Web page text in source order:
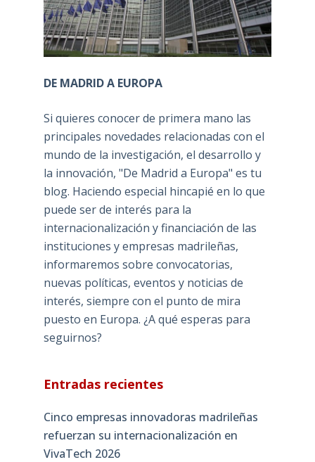
DE MADRID A EUROPA
Si quieres conocer de primera mano las
principales novedades relacionadas con el
mundo de la investigación, el desarrollo y
la innovación, "De Madrid a Europa" es tu
blog. Haciendo especial hincapié en lo que
puede ser de interés para la
internacionalización y financiación de las
instituciones y empresas madrileñas,
informaremos sobre convocatorias,
nuevas políticas, eventos y noticias de
interés, siempre con el punto de mira
puesto en Europa. ¿A qué esperas para
seguirnos?
Entradas recientes
Cinco empresas innovadoras madrileñas
refuerzan su internacionalización en
VivaTech 2026